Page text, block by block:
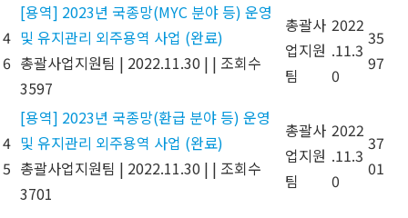
4
6
[용역] 2023년 국종망(MYC 분야 등) 운영
및 유지관리 외주용역 사업 (완료)
총괄사업지원팀 | 2022.11.30 | | 조회수
3597
총괄사
업지원
팀
2022
.11.3
0
35
97
4
5
[용역] 2023년 국종망(환급 분야 등) 운영
및 유지관리 외주용역 사업 (완료)
총괄사업지원팀 | 2022.11.30 | | 조회수
3701
총괄사
업지원
팀
2022
.11.3
0
37
01